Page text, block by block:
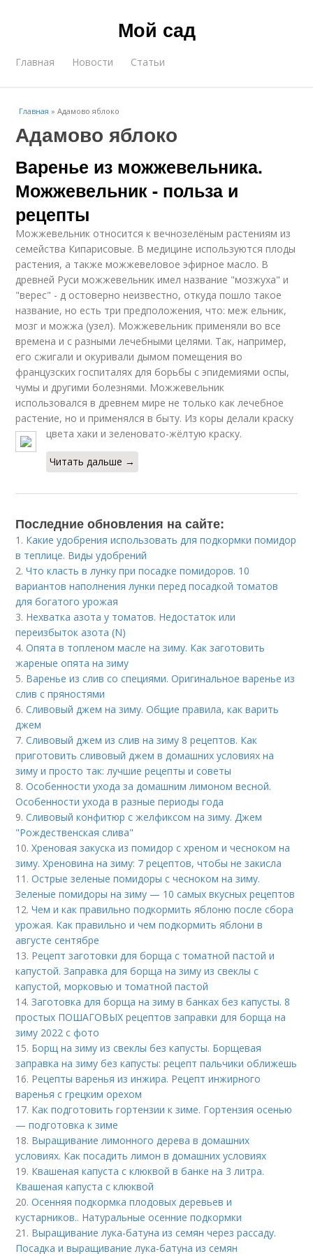
Мой сад
Главная Новости Статьи
Главная »Адамово яблоко
Адамово яблоко
Варенье из можжевельника.
Можжевельник - польза и
рецепты
Можжевельник относится к вечнозелёным растениям из
семейства Кипарисовые. В медицине используются плоды
растения, а также можжевеловое эфирное масло. В
древней Руси можжевельник имел название "мозжуха" и
"верес" - д остоверно неизвестно, откуда пошло такое
название, но есть три предположения, что: меж ельник,
мозг и можжа (узел). Можжевельник применяли во все
времена и с разными лечебными целями. Так, например,
его сжигали и окуривали дымом помещения во
французских госпиталях для борьбы с эпидемиями оспы,
чумы и другими болезнями. Можжевельник
использовался в древнем мире не только как лечебное
растение, но и применялся в быту. Из коры делали краску
цвета хаки и зеленовато-жёлтую краску.
Читать дальше →
Последние обновления на сайте:
1. Какие удобрения использовать для подкормки помидор
в теплице. Виды удобрений
2.Что класть в лунку при посадке помидоров. 10
вариантов наполнения лунки перед посадкой томатов
для богатого урожая
3. Нехватка азота у томатов. Недостаток или
переизбыток азота (N)
4.Опята в топленом масле на зиму. Как заготовить
жареные опята на зиму
5. Варенье из слив со специями. Оригинальное варенье из
слив с пряностями
6.Сливовый джем на зиму. Общие правила, как варить
джем
7.Сливовый джем из слив на зиму 8 рецептов. Как
приготовить сливовый джем в домашних условиях на
зиму и просто так: лучшие рецепты и советы
8.Особенности ухода за домашним лимоном весной.
Особенности ухода в разные периоды года
9.Сливовый конфитюр с желфиксом на зиму. Джем
"Рождественская слива"
10.Хреновая закуска из помидор с хреном и чесноком на
зиму. Хреновина на зиму: 7 рецептов, чтобы не закисла
11.Острые зеленые помидоры с чесноком на зиму.
Зеленые помидоры на зиму — 10 самых вкусных рецептов
12.Чем и как правильно подкормить яблоню после сбора
урожая. Как правильно и чем подкормить яблони в
августе сентябре
13. Рецепт заготовки для борща с томатной пастой и
капустой. Заправка для борща на зиму из свеклы с
капустой, морковью и томатной пастой
14.Заготовка для борща на зиму в банках без капусты. 8
простых ПОШАГОВЫХ рецептов заправки для борща на
зиму 2022 с фото
15. Борщ на зиму из свеклы без капусты. Борщевая
заправка на зиму без капусты: рецепт пальчики оближешь
16. Рецепты варенья из инжира. Рецепт инжирного
варенья с грецким орехом
17. Как подготовить гортензии к зиме. Гортензия осенью
— подготовка к зиме
18. Выращивание лимонного дерева в домашних
условиях. Как посадить лимон в домашних условиях
19. Квашеная капуста с клюквой в банке на 3 литра.
Квашеная капуста с клюквой
20.Осенняя подкормка плодовых деревьев и
кустарников.. Натуральные осенние подкормки
21. Выращивание лука-батуна из семян через рассаду.
Посадка и выращивание лука-батуна из семян